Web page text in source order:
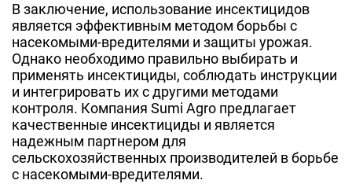
В заключение, использование инсектицидов
является эффективным методом борьбы с
насекомыми-вредителями и защиты урожая.
Однако необходимо правильно выбирать и
применять инсектициды, соблюдать инструкции
и интегрировать их с другими методами
контроля. Компания Sumi Agro предлагает
качественные инсектициды и является
надежным партнером для
сельскохозяйственных производителей в борьбе
с насекомыми-вредителями.